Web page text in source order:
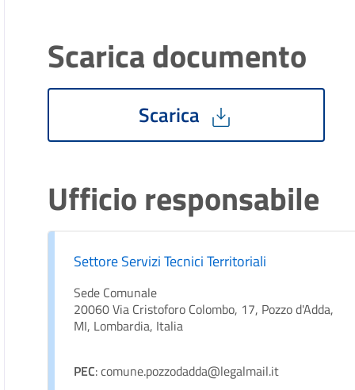
Scarica documento
Scarica
Ufficio responsabile
Settore Servizi Tecnici Territoriali
Sede Comunale
20060 Via Cristoforo Colombo, 17, Pozzo d'Adda,
MI, Lombardia, Italia
PEC: comune.pozzodadda@legalmail.it